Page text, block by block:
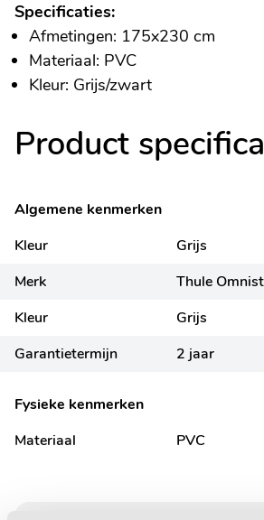
Specificaties:
Afmetingen: 175x230 cm
Materiaal: PVC
Kleur: Grijs/zwart
Product
Algemene kenmerken
Kleur
Grijs
Merk
Thule
Kleur
Grijs
Garantietermijn
2 jaar
Fysieke kenmerken
Materiaal
PVC